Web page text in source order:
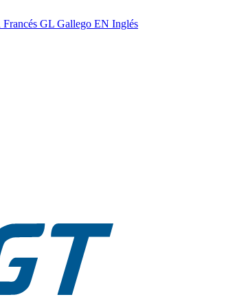
Francés GL Gallego EN Inglés